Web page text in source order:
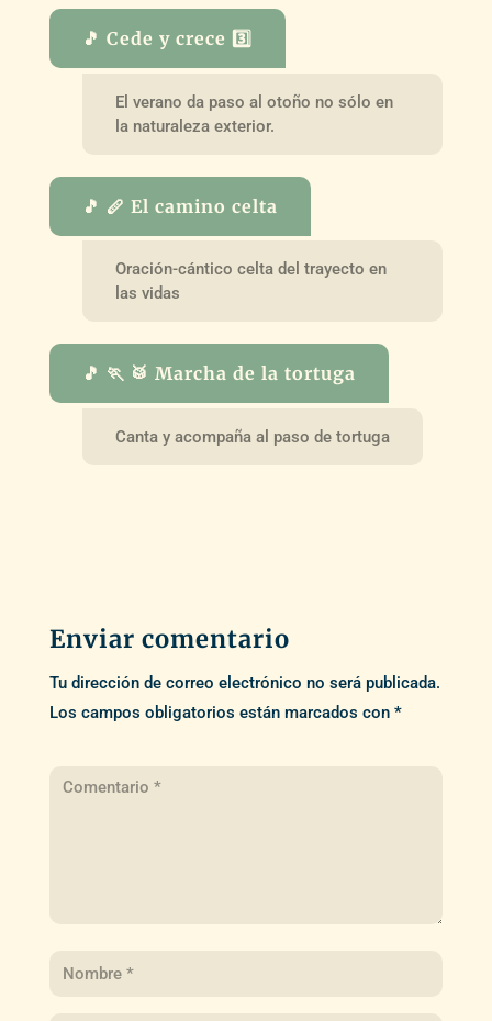
🎵 Cede y crece 3️⃣
El verano da paso al otoño no sólo en
la naturaleza exterior.
🎵 🪈 El camino celta
Oración-cántico celta del trayecto en
las vidas
🎵 🏃 🥁 Marcha de la tortuga
Canta y acompaña al paso de tortuga
Enviar comentario
Tu dirección de correo electrónico no será publicada.
Los campos obligatorios están marcados con *